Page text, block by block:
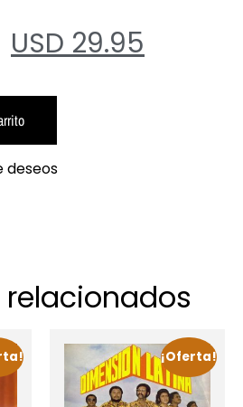
USD 29.95
deseos
¡Oferta!